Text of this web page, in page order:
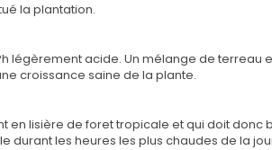
la plantation.
légèrement acide. Un mélange de
croissance saine de la plante.
lisière de foret tropicale et qui doit donc
durant les heures les plus chaudes de la